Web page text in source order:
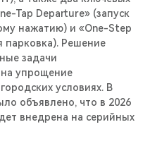
Tap Departure» (запуск
нажатию) и «One-Step
парковка). Решение
задачи
упрощение
условиях. В
объявлено, что в 2026
внедрена на серийных